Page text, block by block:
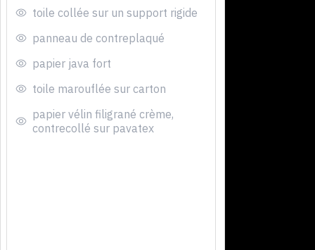
toile collée sur un support rigide
panneau de contreplaqué
papier java fort
toile marouflée sur carton
papier vélin filigrané crème,
contrecollé sur pavatex